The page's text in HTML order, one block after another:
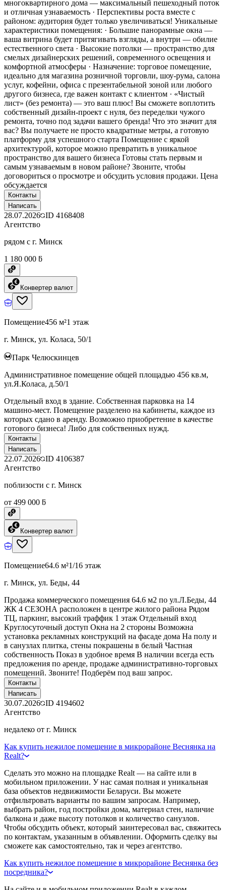
многоквартирного дома — максимальный пешеходный поток
и отличная узнаваемость · Перспективы роста вместе с
районом: аудитория будет только увеличиваться! Уникальные
характеристики помещения: · Большие панорамные окна —
ваша витрина будет притягивать взгляды, а внутри — обилие
естественного света · Высокие потолки — пространство для
смелых дизайнерских решений, современного освещения и
комфортной атмосферы · Назначение: торговое помещение,
идеально для магазина розничной торговли, шоу-рума, салона
услуг, кофейни, офиса с презентабельной зоной или любого
другого бизнеса, где важен контакт с клиентом · «Чистый
лист» (без ремонта) — это ваш плюс! Вы сможете воплотить
собственный дизайн-проект с нуля, без переделки чужого
ремонта, точно под задачи вашего бренда! Что это значит для
вас? Вы получаете не просто квадратные метры, а готовую
платформу для успешного старта Помещение с яркой
архитектурой, которое можно превратить в уникальное
пространство для вашего бизнеса Готовы стать первым и
самым узнаваемым в новом районе? Звоните, чтобы
договориться о просмотре и обсудить условия продажи. Цена
обсуждается
Контакты
Написать
28.07.2026 ID 4168408
Агентство
рядом с г. Минск
1 180 000 ƃ
Конвертер валют
Помещение456 м²1 этаж
г. Минск, ул. Коласа, 50/1
Парк Челюскинцев
Административное помещение общей площадью 456 кв.м,
ул.Я.Коласа, д.50/1
Отдельный вход в здание. Собственная парковка на 14
машино-мест. Помещение разделено на кабинеты, каждое из
которых сдано в аренду. Возможно приобретение в качестве
готового бизнеса! Либо для собственных нужд.
Контакты
Написать
22.07.2026 ID 4106387
Агентство
поблизости с г. Минск
от 499 000 ƃ
Конвертер валют
Помещение64.6 м²1/16 этаж
г. Минск, ул. Беды, 44
Продажа коммерческого помещения 64.6 м2 по ул.Л.Беды, 44
ЖК 4 СЕЗОНА расположен в центре жилого района Рядом
ТЦ, паркинг, высокий траффик 1 этаж Отдельный вход
Круглосуточный доступ Окна на 2 стороны Возможна
установка рекламных конструкций на фасаде дома На полу и
в санузлах плитка, стены покрашены в белый Частная
собственность Показ в удобное время В наличии всегда есть
предложения по аренде, продаже административно-торговых
помещений. Звоните! Подберём под ваш запрос.
Контакты
Написать
30.07.2026 ID 4194602
Агентство
недалеко от г. Минск
Как купить нежилое помещение в микрорайоне Веснянка на
Realt?
Сделать это можно на площадке Realt — на сайте или в
мобильном приложении. У нас самая полная и уникальная
база объектов недвижимости Беларуси. Вы можете
отфильтровать варианты по вашим запросам. Например,
выбрать район, год постройки дома, материал стен, наличие
балкона и даже высоту потолков и количество санузлов.
Чтобы обсудить объект, который заинтересовал вас, свяжитесь
по контактам, указанным в объявлении. Оформить сделку вы
сможете как самостоятельно, так и через агентство.
Как купить нежилое помещение в микрорайоне Веснянка без
посредника?